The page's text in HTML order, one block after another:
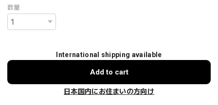
数量
International shipping available
Add to cart
日本国内にお住まいの方向け